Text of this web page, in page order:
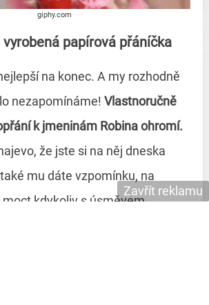
giphy.com
papírová přáníčka
na konec. A my rozhodně
nezapomínáme! Vlastnoručně
k jmeninám Robina ohromí.
že jste si na něj dneska
mu dáte vzpomínku, na
kdykoliv s úsměvem
Zavřít reklamu